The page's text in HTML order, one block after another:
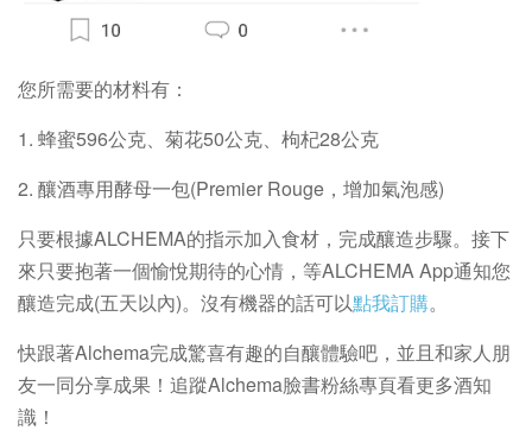
您所需要的材料有：
1. 蜂蜜596公克、菊花50公克、枸杞28公克
2. 釀酒專用酵母一包(Premier Rouge，增加氣泡感)
只要根據ALCHEMA的指示加入食材，完成釀造步驟。接下
來只要抱著一個愉悅期待的心情，等ALCHEMA App通知您
釀造完成(五天以內)。沒有機器的話可以點我訂購。
快跟著Alchema完成驚喜有趣的自釀體驗吧，並且和家人朋
友一同分享成果！追蹤Alchema臉書粉絲專頁看更多酒知
識！